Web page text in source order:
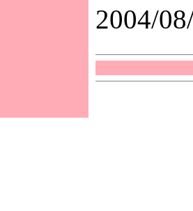
2004/